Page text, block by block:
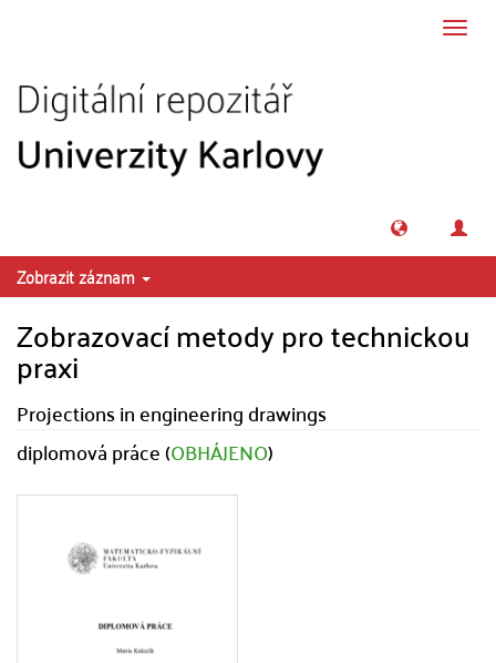
Zobrazit záznam
Zobrazovací metody pro technickou
praxi
Projections in engineering drawings
diplomová práce (OBHÁJENO)